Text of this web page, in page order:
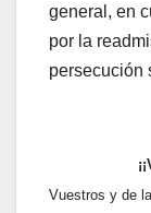
general, en
por la
persecución
Vuestros y de